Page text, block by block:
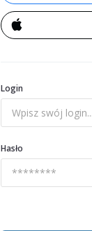
Login
Hasło